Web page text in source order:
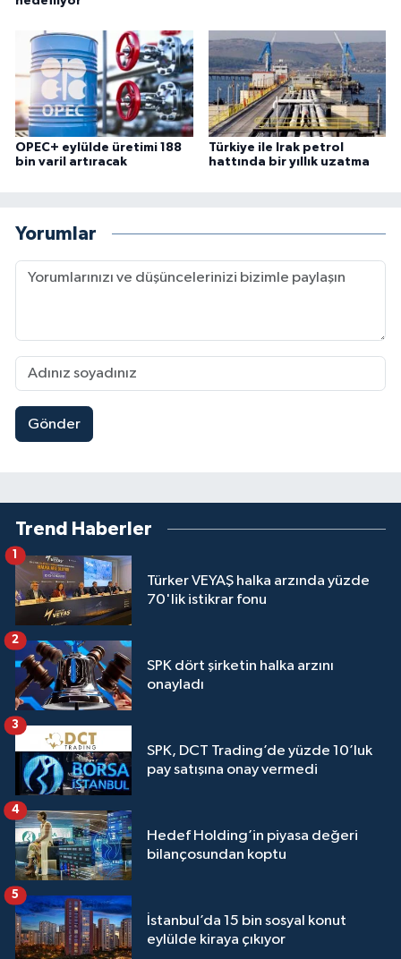
OPEC+ eylülde üretimi 188
bin varil artıracak
Türkiye ile Irak petrol
hattında bir yıllık uzatma
Yorumlar
Gönder
Trend Haberler
Türker VEYAŞ halka arzında yüzde
70'lik istikrar fonu
SPK dört şirketin halka arzını
onayladı
2
SPK, DCT Trading’de yüzde 10’luk
pay satışına onay vermedi
3
Hedef Holding’in piyasa değeri
bilançosundan koptu
4
İstanbul’da 15 bin sosyal konut
eylülde kiraya çıkıyor
5